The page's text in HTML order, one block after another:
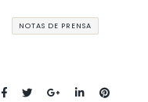
NOTAS DE PRENSA